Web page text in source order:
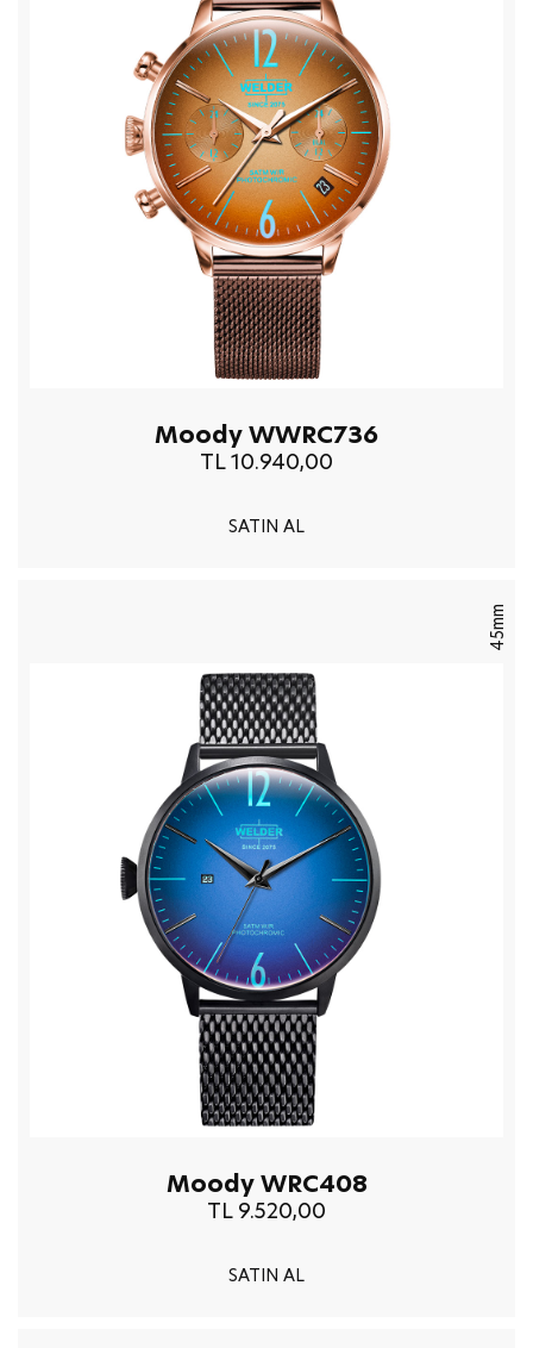
Moody WWRC736
TL 10.940,00
SATIN AL
45mm
Moody WRC408
TL 9.520,00
SATIN AL